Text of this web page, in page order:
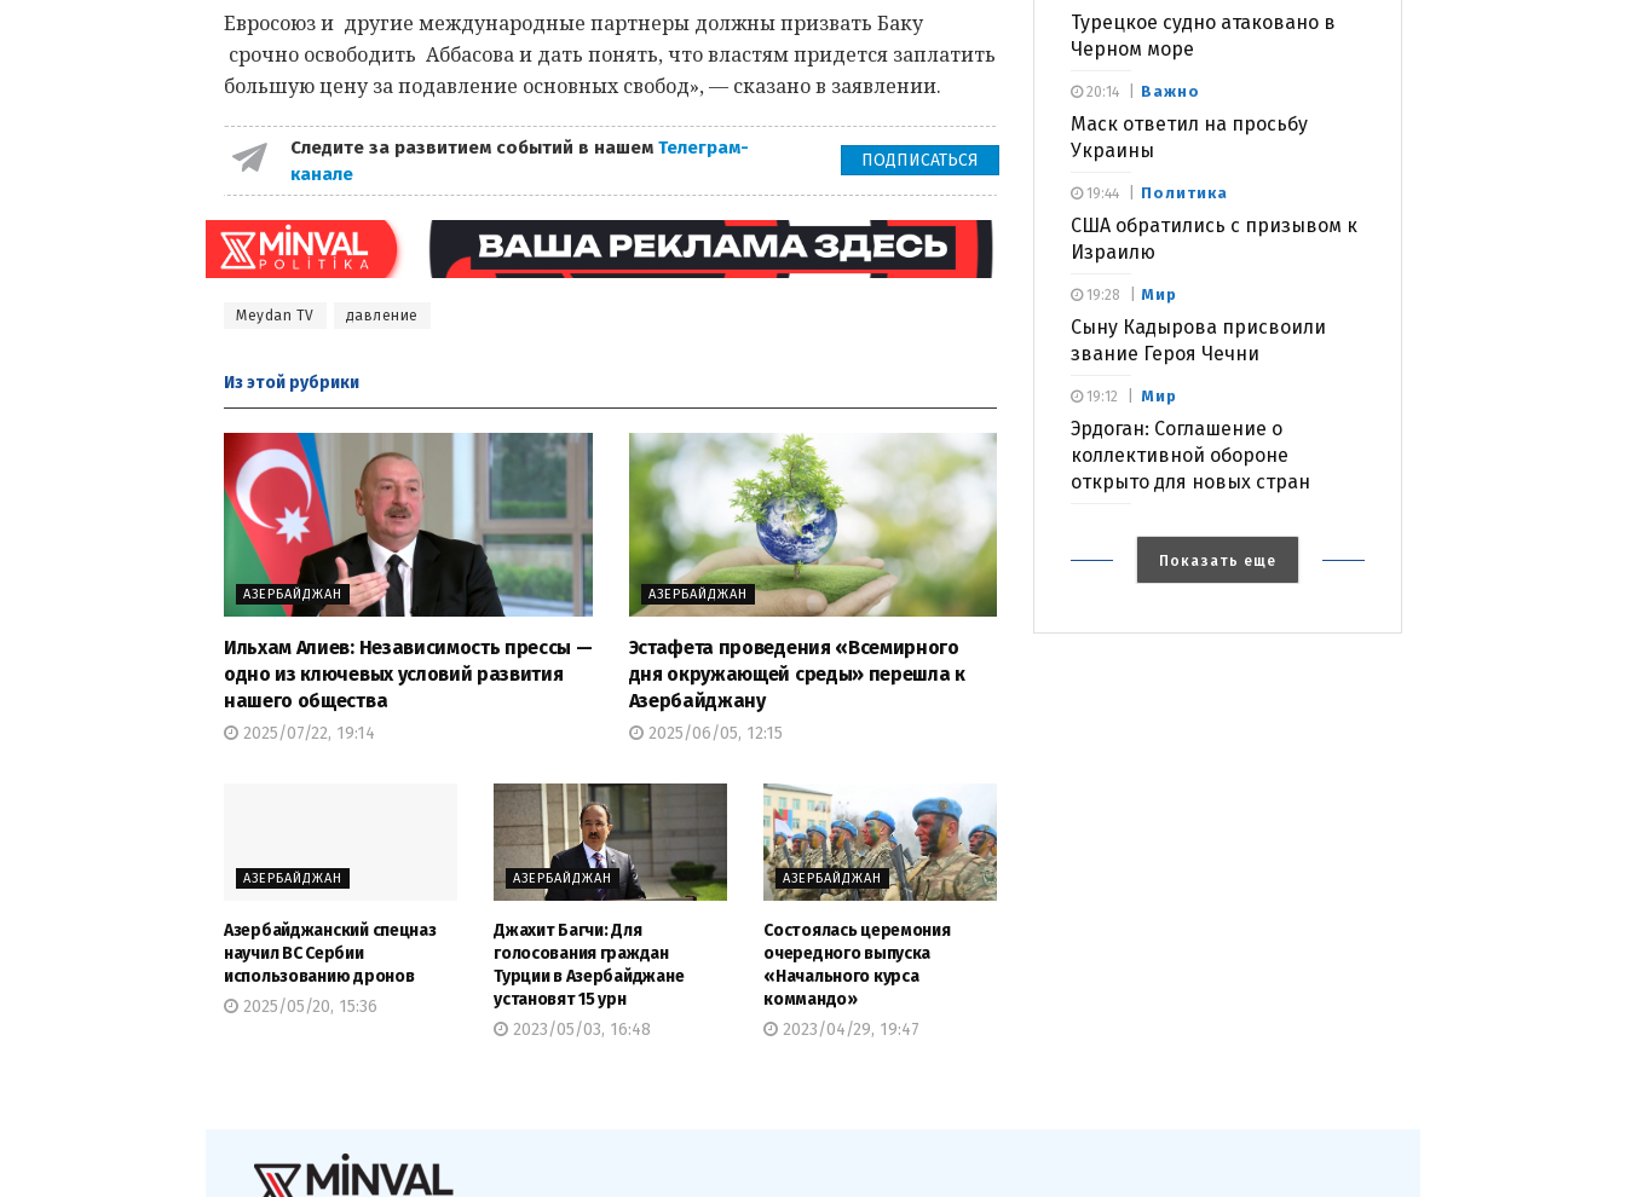
Евросоюз и другие международные партнеры должны призвать Баку
срочно освободить Аббасова и дать понять, что властям придется заплатить
большую цену за подавление основных свобод», — сказано в заявлении.
Следите за развитием событий в нашем Телеграм-
канале
ПОДПИСАТЬСЯ
Meydan TV давление
Из этой рубрики
АЗЕРБАЙДЖАН
Ильхам Алиев: Независимость прессы —
одно из ключевых условий развития
нашего общества
2025/07/22, 19:14
АЗЕРБАЙДЖАН
Эстафета проведения «Всемирного
дня окружающей среды» перешла к
Азербайджану
2025/06/05, 12:15
АЗЕРБАЙДЖАН
Азербайджанский спецназ
научил ВС Сербии
использованию дронов
2025/05/20, 15:36
АЗЕРБАЙДЖАН
Джахит Багчи: Для
голосования граждан
Турции в Азербайджане
установят 15 урн
2023/05/03, 16:48
АЗЕРБАЙДЖАН
Состоялась церемония
очередного выпуска
«Начального курса
коммандо»
2023/04/29, 19:47
Турецкое судно атаковано в
Черном море
Важно
Маск ответил на просьбу
Украины
20:14
Политика
США обратились с призывом к
Израилю
19:44
Мир
Сыну Кадырова присвоили
звание Героя Чечни
19:28
Мир
Эрдоган: Соглашение о
коллективной обороне
открыто для новых стран
19:12
Показать еще